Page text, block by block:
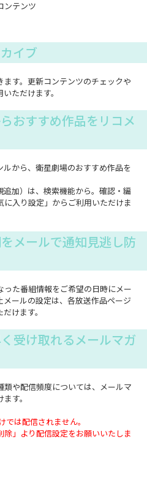
ンテンツ
イブ
す。更新コンテンツのチェックや
ただけます。
おすすめ作品をリコメ
から、衛星劇場のおすすめ作品を
加）は、検索機能から。確認・編
入り設定」からご利用いただけま
メールで通知見逃し防
た番組情報をご希望の日時にメー
ールの設定は、各放送作品ページ
けます。
受け取れるメールマガ
や配信頻度については、メールマ
す。
は配信されません。
除」より配信設定をお願いいたしま